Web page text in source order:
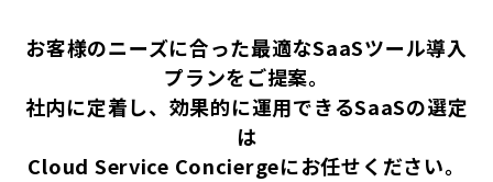
お役立ち記事
セミナー
よくあるご質問
お客様のニーズに合った最適なSaaSツール導入
プランをご提案。
社内に定着し、効果的に運用できるSaaSの選定
は
Cloud Service Conciergeにお任せください。